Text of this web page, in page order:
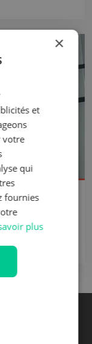
pour fixer
HRS-E offre
×
et
votre
qui
fournies
plus